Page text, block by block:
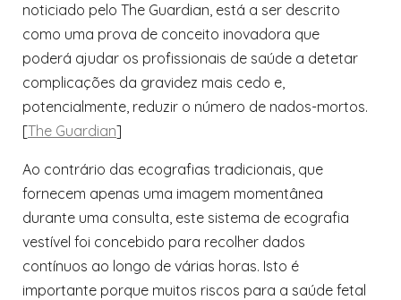
noticiado pelo The Guardian, está a ser descrito
como uma prova de conceito inovadora que
poderá ajudar os profissionais de saúde a detetar
complicações da gravidez mais cedo e,
potencialmente, reduzir o número de nados-mortos.
[The Guardian]
Ao contrário das ecografias tradicionais, que
fornecem apenas uma imagem momentânea
durante uma consulta, este sistema de ecografia
vestível foi concebido para recolher dados
contínuos ao longo de várias horas. Isto é
importante porque muitos riscos para a saúde fetal